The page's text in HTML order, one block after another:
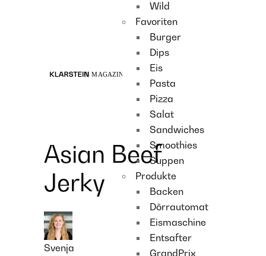
Wild
Favoriten
Burger
Dips
Eis
Pasta
Pizza
Salat
Sandwiches
Smoothies
Suppen
Produkte
Backen
Dörrautomat
Eismaschine
Entsafter
GrandPrix
Asian Beef
Jerky
Svenja